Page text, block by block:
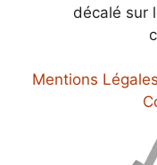
décalé sur
Mentions